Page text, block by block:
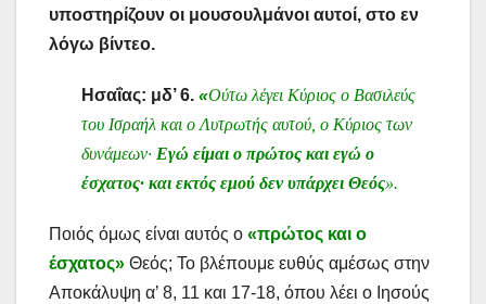
υποστηρίζουν οι μουσουλμάνοι αυτοί, στο εν
λόγω βίντεο.
Ησαΐας: μδ’ 6. «Ούτω λέγει Κύριος ο Βασιλεύς
του Ισραήλ και ο Λυτρωτής αυτού, ο Κύριος των
δυνάμεων· Εγώ είμαι ο πρώτος και εγώ ο
έσχατος· και εκτός εμού δεν υπάρχει Θεός».
Ποιός όμως είναι αυτός ο «πρώτος και ο
έσχατος» Θεός; Το βλέπουμε ευθύς αμέσως στην
Αποκάλυψη α’ 8, 11 και 17-18, όπου λέει ο Ιησούς